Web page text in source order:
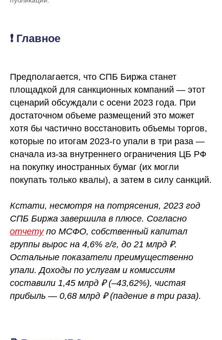
❗ Главное
Предполагается, что СПБ Биржа станет
площадкой для санкционных компаний — этот
сценарий обсуждали с осени 2023 года. При
достаточном объеме размещений это может
хотя бы частично восстановить объемы торгов,
которые по итогам 2023-го упали в три раза —
сначала из-за внутреннего ограничения ЦБ РФ
на покупку иностранных бумаг (их могли
покупать только квалы), а затем в силу санкций.
Кстати, несмотря на потрясения, 2023 год
СПБ Биржа завершила в плюсе. Согласно
отчетупо МСФО, собственный капитал
группы вырос на 4,6% г/г, до 21 млрд ₽.
Остальные показатели преимущественно
упали. Доходы по услугам и комиссиям
составили 1,45 млрд ₽ (–43,62%), чистая
прибыль — 0,68 млрд ₽ (падение в три раза).